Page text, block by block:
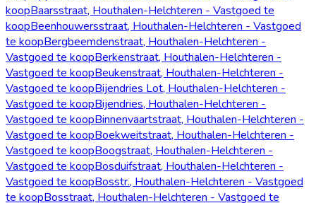
koopBaarsstraat, Houthalen-Helchteren - Vastgoed te
koopBeenhouwersstraat, Houthalen-Helchteren - Vastgoed
te koopBergbeemdenstraat, Houthalen-Helchteren -
Vastgoed te koopBerkenstraat, Houthalen-Helchteren -
Vastgoed te koopBeukenstraat, Houthalen-Helchteren -
Vastgoed te koopBijendries Lot, Houthalen-Helchteren -
Vastgoed te koopBijendries, Houthalen-Helchteren -
Vastgoed te koopBinnenvaartstraat, Houthalen-Helchteren -
Vastgoed te koopBoekweitstraat, Houthalen-Helchteren -
Vastgoed te koopBoogstraat, Houthalen-Helchteren -
Vastgoed te koopBosduifstraat, Houthalen-Helchteren -
Vastgoed te koopBosstr., Houthalen-Helchteren - Vastgoed
te koopBosstraat, Houthalen-Helchteren - Vastgoed te